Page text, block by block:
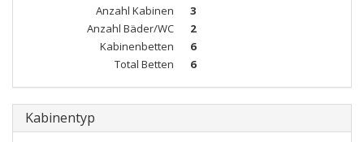
Anzahl Kabinen
3
Anzahl Bäder/WC
2
Kabinenbetten
6
Total Betten
6
Kabinentyp